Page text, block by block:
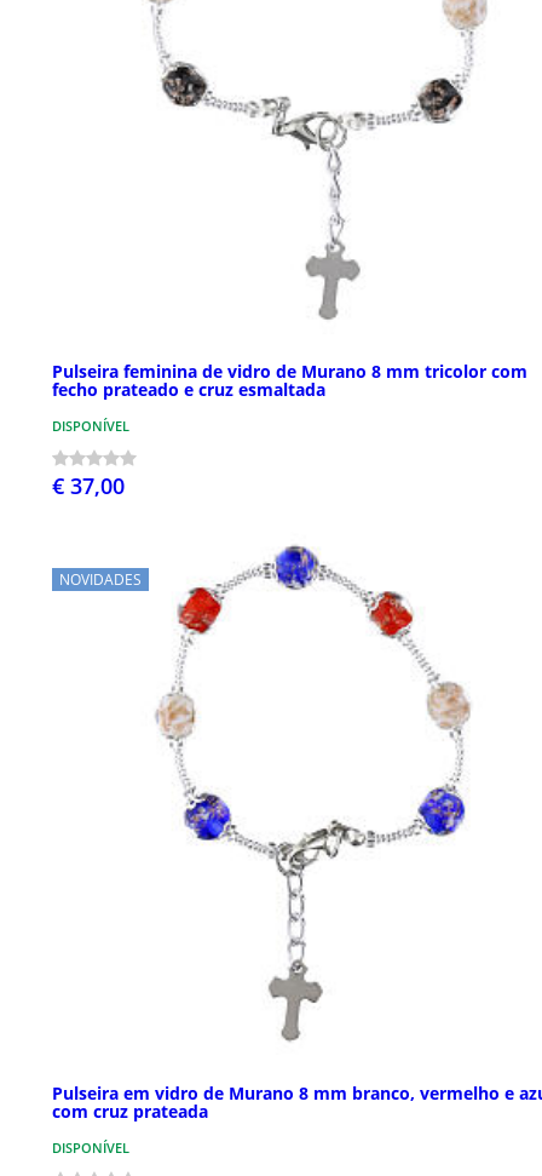
Pulseira feminina de vidro de Murano 8 mm tricolor com
fecho prateado e cruz esmaltada
DISPONÍVEL
€ 37,00
NOVIDADES
Pulseira em vidro de Murano 8 mm branco, vermelho e
com cruz prateada
DISPONÍVEL